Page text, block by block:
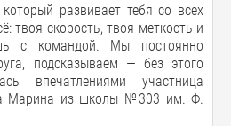
развивает тебя со всех
твоя скорость, твоя меткость и
с командой. Мы постоянно
подсказываем — без этого
впечатлениями участница
Марина из школы №303 им. Ф.